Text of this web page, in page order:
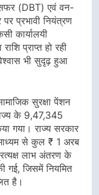
(DBT) एवं वन-
प्रभावी नियंत्रण
कार्यालयी
प्राप्त हो रही
भी सुदृढ़ हुआ
सुरक्षा पेंशन
के 9,47,345
गया। राज्य सरकार
माध्यम से कुल ₹ 1 अरब
लाभ अंतरण के
गई, जिसमें नियमित
है।